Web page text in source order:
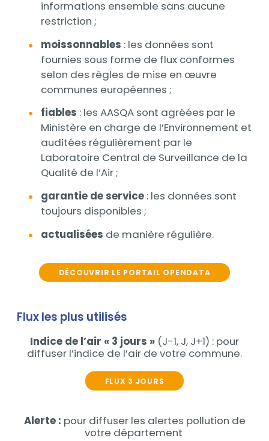
informations ensemble sans aucune
restriction ;
moissonnables : les données sont
fournies sous forme de flux conformes
selon des règles de mise en œuvre
communes européennes ;
fiables : les AASQA sont agréées par le
Ministère en charge de l’Environnement et
auditées régulièrement par le
Laboratoire Central de Surveillance de la
Qualité de l’Air ;
garantie de service: les données sont
toujours disponibles ;
actualisées de manière régulière.
DÉCOUVRIR LE PORTAIL OPENDATA
Flux les plus utilisés
Indice de l’air « 3 jours » (J-1, J, J+1) : pour
diffuser l’indice de l’air de votre commune.
FLUX 3 JOURS
Alerte : pour diffuser les alertes pollution de
votre département